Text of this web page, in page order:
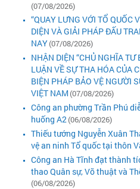
(07/08/2026)
“QUAY LƯNG VỚI TỔ QUỐC
DIỆN VÀ GIẢI PHÁP ĐẤU
NAY(07/08/2026)
NHẬN DIỆN “CHỦ NGHĨA TƯ
LUẬN VỀ SỰ THA HÓA CỦA
BIỆN PHÁP BẢO VỆ NGƯỜI
VIỆT NAM (07/08/2026)
Công an phường Trần Phú
huống A2(06/08/2026)
Thiếu tướng Nguyễn Xuân
vệ an ninh Tổ quốc tại thôn
Công an Hà Tĩnh đạt thành
thao Quân sự, Võ thuật và
(06/08/2026)